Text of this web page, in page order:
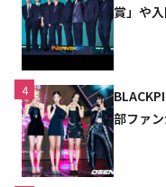
賞」や
4
部ファ